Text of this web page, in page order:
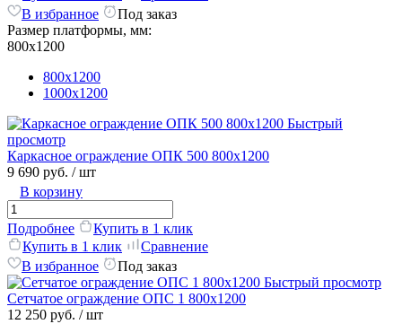
В избранное
Под заказ
Размер платформы, мм:
800х1200
800х1200
1000х1200
Быстрый
просмотр
Каркасное ограждение ОПК 500 800х1200
9 690 руб. / шт
В корзину
Подробнее
Купить в 1 клик
Купить в 1 клик
Сравнение
В избранное
Под заказ
Быстрый просмотр
Сетчатое ограждение ОПС 1 800х1200
12 250 руб. / шт